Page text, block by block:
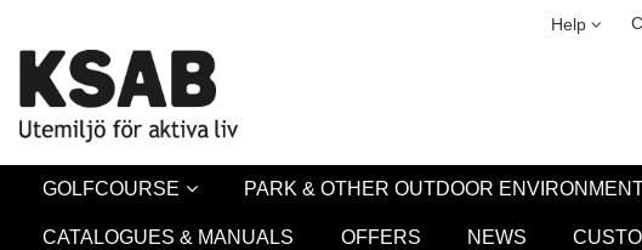
Help
Security & cookiesLeasing
GOLFCOURSE PARK & OTHER OUTDOOR
CATALOGUES & MANUALS OFFERS NEWS